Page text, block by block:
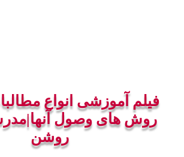
فیلم آموزشی انواع
روش های وصول
روشن